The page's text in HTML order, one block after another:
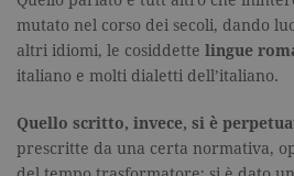
mutato nel corso dei secoli, dando
altri idiomi, le cosiddette lingue
italiano e molti dialetti dell’italiano.
Quello scritto, invece, si è
prescritte da una certa normativa,